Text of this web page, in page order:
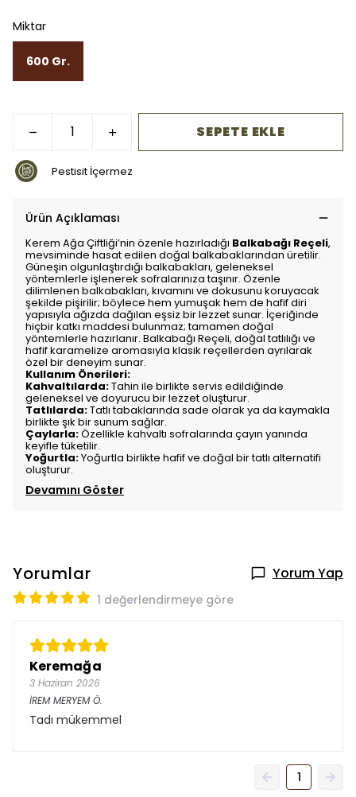
Miktar
600 Gr.
SEPETE EKLE
Pestisit İçermez
Ürün Açıklaması
Kerem Ağa Çiftliği’nin özenle hazırladığı Balkabağı Reçeli,
mevsiminde hasat edilen doğal balkabaklarından üretilir.
Güneşin olgunlaştırdığı balkabakları, geleneksel
yöntemlerle işlenerek sofralarınıza taşınır. Özenle
dilimlenen balkabakları, kıvamını ve dokusunu koruyacak
şekilde pişirilir; böylece hem yumuşak hem de hafif diri
yapısıyla ağızda dağılan eşsiz bir lezzet sunar. İçeriğinde
hiçbir katkı maddesi bulunmaz; tamamen doğal
yöntemlerle hazırlanır. Balkabağı Reçeli, doğal tatlılığı ve
hafif karamelize aromasıyla klasik reçellerden ayrılarak
özel bir deneyim sunar.
Kullanım Önerileri:
Kahvaltılarda:Tahin ile birlikte servis edildiğinde
geleneksel ve doyurucu bir lezzet oluşturur.
Tatlılarda:Tatlı tabaklarında sade olarak ya da kaymakla
birlikte şık bir sunum sağlar.
Çaylarla:Özellikle kahvaltı sofralarında çayın yanında
keyifle tüketilir.
Yoğurtla:Yoğurtla birlikte hafif ve doğal bir tatlı alternatifi
oluşturur.
Devamını Göster
Yorumlar Yorum Yap
1 değerlendirmeye göre
Keremağa
3 Haziran 2026
İREM MERYEM Ö.
Tadı mükemmel
1